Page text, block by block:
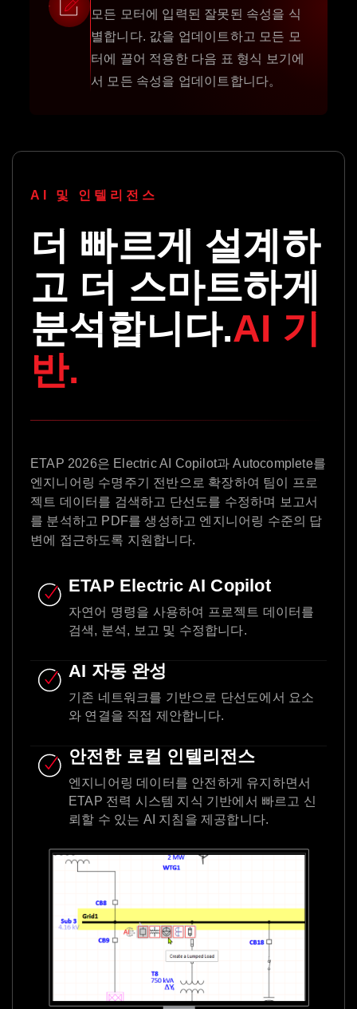
모든 모터에 입력된 잘못된 속성을 식
별합니다. 값을 업데이트하고 모든 모
터에 끌어 적용한 다음 표 형식 보기에
서 모든 속성을 업데이트합니다。
AI 및 인텔리전스
더 빠르게 설계하
고 더 스마트하게
분석합니다.AI 기
반.
ETAP 2026은 Electric AI Copilot과 Autocomplete를
엔지니어링 수명주기 전반으로 확장하여 팀이 프로
젝트 데이터를 검색하고 단선도를 수정하며 보고서
를 분석하고 PDF를 생성하고 엔지니어링 수준의 답
변에 접근하도록 지원합니다.
ETAP Electric AI Copilot
자연어 명령을 사용하여 프로젝트 데이터를
검색, 분석, 보고 및 수정합니다.
AI 자동 완성
기존 네트워크를 기반으로 단선도에서 요소
와 연결을 직접 제안합니다.
안전한 로컬 인텔리전스
엔지니어링 데이터를 안전하게 유지하면서
ETAP 전력 시스템 지식 기반에서 빠르고 신
뢰할 수 있는 AI 지침을 제공합니다.